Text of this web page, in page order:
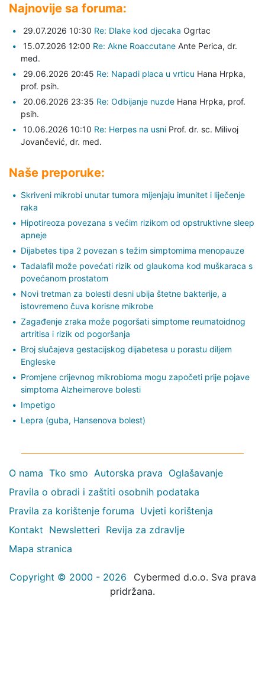
Najnovije sa foruma:
29.07.2026 10:30 Re: Dlake kod djecaka Ogrtac
15.07.2026 12:00 Re: Akne Roaccutane Ante Perica, dr.
med.
29.06.2026 20:45 Re: Napadi placa u vrticu Hana Hrpka,
prof. psih.
20.06.2026 23:35 Re: Odbijanje nuzde Hana Hrpka, prof.
psih.
10.06.2026 10:10 Re: Herpes na usni Prof. dr. sc. Milivoj
Jovančević, dr. med.
Naše preporuke:
Skriveni mikrobi unutar tumora mijenjaju imunitet i liječenje
raka
Hipotireoza povezana s većim rizikom od opstruktivne sleep
apneje
Dijabetes tipa 2 povezan s težim simptomima menopauze
Tadalafil može povećati rizik od glaukoma kod muškaraca s
povećanom prostatom
Novi tretman za bolesti desni ubija štetne bakterije, a
istovremeno čuva korisne mikrobe
Zagađenje zraka može pogoršati simptome reumatoidnog
artritisa i rizik od pogoršanja
Broj slučajeva gestacijskog dijabetesa u porastu diljem
Engleske
Promjene crijevnog mikrobioma mogu započeti prije pojave
simptoma Alzheimerove bolesti
Impetigo
Lepra (guba, Hansenova bolest)
O nama Tko smo Autorska prava Oglašavanje
Pravila o obradi i zaštiti osobnih podataka
Pravila za korištenje foruma Uvjeti korištenja
Kontakt Newsletteri Revija za zdravlje
Mapa stranica
Copyright © 2000 - 2026
Cybermed d.o.o. Sva prava
pridržana.